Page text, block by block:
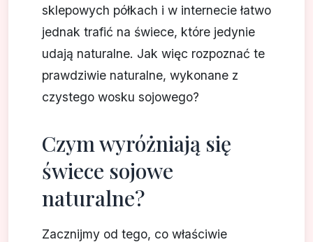
sklepowych półkach i w internecie łatwo
jednak trafić na świece, które jedynie
udają naturalne. Jak więc rozpoznać te
prawdziwie naturalne, wykonane z
czystego wosku sojowego?
Czym wyróżniają się
świece sojowe
naturalne?
Zacznijmy od tego, co właściwie